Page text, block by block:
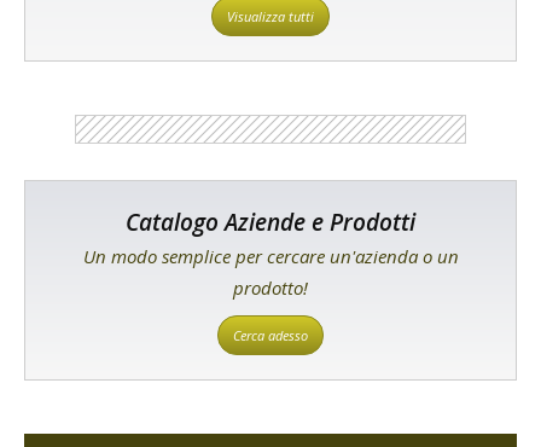
Visualizza tutti
Catalogo Aziende e Prodotti
Un modo semplice per cercare un'azienda o un
prodotto!
Cerca adesso